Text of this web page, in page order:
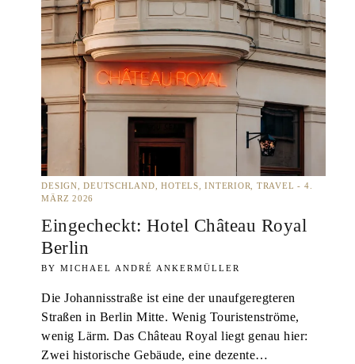
DESIGN DEUTSCHLAND HOTELS INTERIOR TRAVEL
4.
MÄRZ 2026
Eingecheckt: Hotel Château Royal
Berlin
MICHAEL ANDRÉ ANKERMÜLLER
Die Johannisstraße ist eine der unaufgeregteren
Straßen in Berlin Mitte. Wenig Touristenströme,
wenig Lärm. Das Château Royal liegt genau hier:
Zwei historische Gebäude, eine dezente…